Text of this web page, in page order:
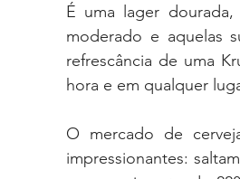
É uma lager
moderado e aquelas
refrescância de uma
hora e em qualquer
O mercado de
impressionantes: